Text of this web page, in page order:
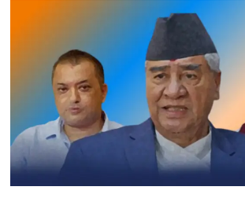
विज्ञान
प्रविधि
खेलकुद
अन्य